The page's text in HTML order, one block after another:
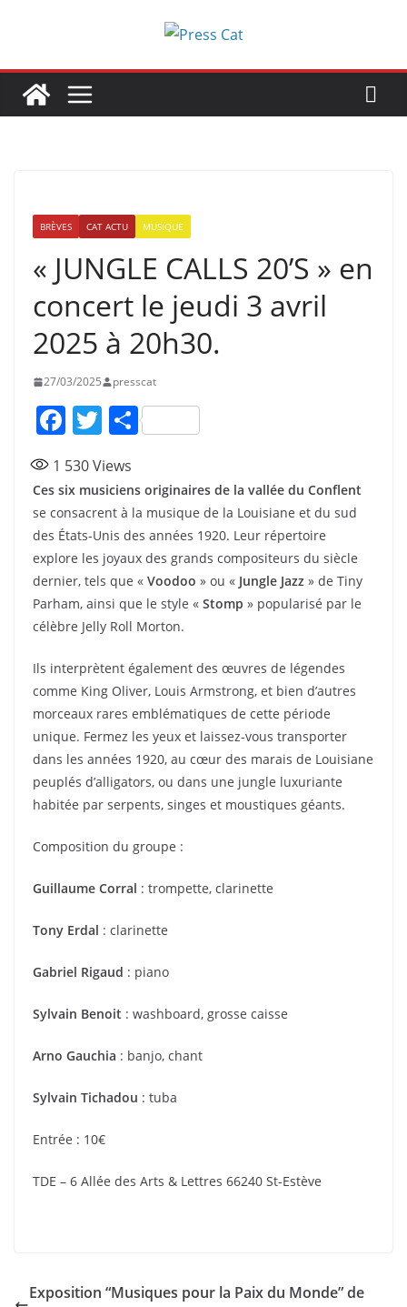
BRÈVES CAT ACTU MUSIQUE
« JUNGLE CALLS 20’S » en
concert le jeudi 3 avril
2025 à 20h30.
27/03/2025 presscat
F
c
e
b
o
o
k
T
itt
er
P
ta
g
er
1 530Views
Ces six musiciens originaires de la vallée du Conflent
se consacrent à la musique de la Louisiane et du sud
des États-Unis des années 1920. Leur répertoire
explore les joyaux des grands compositeurs du siècle
dernier, tels que « Voodoo » ou « Jungle Jazz » de Tiny
Parham, ainsi que le style « Stomp » popularisé par le
célèbre Jelly Roll Morton.
Ils interprètent également des œuvres de légendes
comme King Oliver, Louis Armstrong, et bien d’autres
morceaux rares emblématiques de cette période
unique. Fermez les yeux et laissez-vous transporter
dans les années 1920, au cœur des marais de Louisiane
peuplés d’alligators, ou dans une jungle luxuriante
habitée par serpents, singes et moustiques géants.
Composition du groupe :
Guillaume Corral : trompette, clarinette
Tony Erdal : clarinette
Gabriel Rigaud : piano
Sylvain Benoit : washboard, grosse caisse
Arno Gauchia : banjo, chant
Sylvain Tichadou : tuba
Entrée : 10€
TDE – 6 Allée des Arts & Lettres 66240 St-Estève
Exposition “Musiques pour la Paix du Monde” de